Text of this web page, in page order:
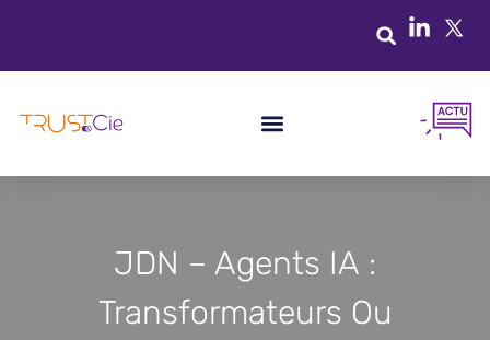
JDN – Agents IA :
Transformateurs Ou